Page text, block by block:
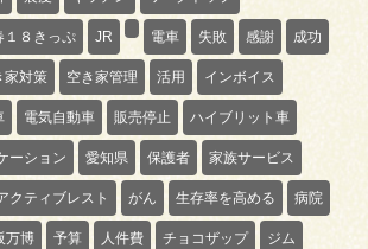
１８きっぷ JR 電車 失敗 感謝 成功
家対策 空き家管理 活用 インボイス
電気自動車 販売停止 ハイブリット車
ーション 愛知県 保護者 家族サービス
クティブレスト がん 生存率を高める 病院
万博 予算 人件費 チョコザップ ジム